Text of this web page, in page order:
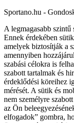
Sportano.hu -
A legmagasabb
Ennek érdekében
amelyek biztosítják a
amennyiben
szabási célokra is
szabott tartalmak és
érdeklődési köreihez
mérését. A sütik és
nem személyre
az Ön
elfogadok” gombra,